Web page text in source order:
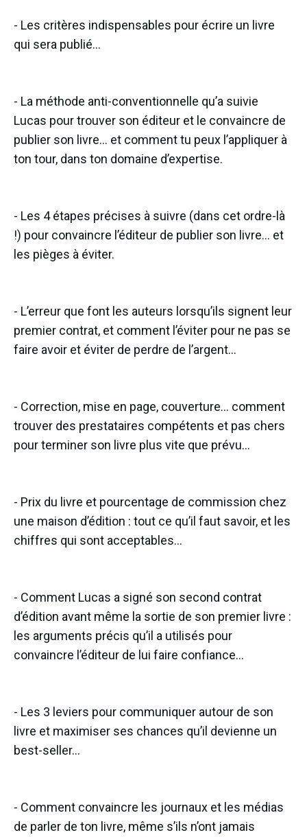
- Les critères indispensables pour écrire un livre
qui sera publié…
- La méthode anti-conventionnelle qu’a suivie
Lucas pour trouver son éditeur et le convaincre de
publier son livre… et comment tu peux l’appliquer à
ton tour, dans ton domaine d’expertise.
- Les 4 étapes précises à suivre (dans cet ordre-là
!) pour convaincre l’éditeur de publier son livre… et
les pièges à éviter.
- L’erreur que font les auteurs lorsqu’ils signent leur
premier contrat, et comment l’éviter pour ne pas se
faire avoir et éviter de perdre de l’argent…
- Correction, mise en page, couverture… comment
trouver des prestataires compétents et pas chers
pour terminer son livre plus vite que prévu…
- Prix du livre et pourcentage de commission chez
une maison d’édition : tout ce qu’il faut savoir, et les
chiffres qui sont acceptables…
- Comment Lucas a signé son second contrat
d’édition avant même la sortie de son premier livre :
les arguments précis qu’il a utilisés pour
convaincre l’éditeur de lui faire confiance…
- Les 3 leviers pour communiquer autour de son
livre et maximiser ses chances qu’il devienne un
best-seller…
- Comment convaincre les journaux et les médias
de parler de ton livre, même s’ils n’ont jamais